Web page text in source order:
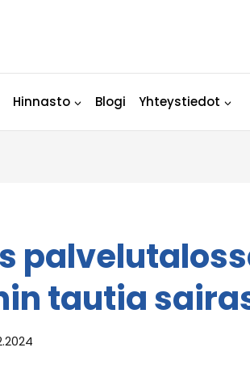
Hinnasto Blogi Yhteystiedot
tautia